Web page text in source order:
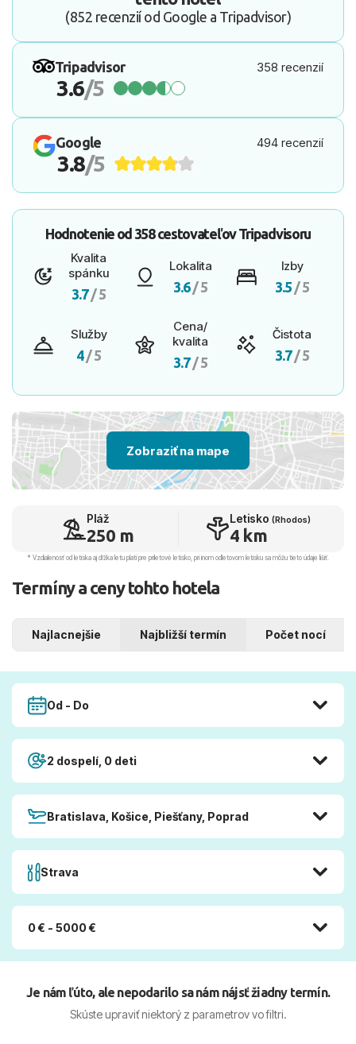
(852 recenzií od Google a Tripadvisor)
Tripadvisor 358 recenzií
3.6/5
Google 494 recenzií
3.8/5
Hodnotenie od 358 cestovateľovTripadvisoru
Kvalita
spánku
3.7/ 5
Lokalita
3.6/ 5
Izby
3.5 / 5
Služby
4/ 5
Cena/
kvalita
3.7/ 5
Čistota
3.7/ 5
Zobraziť na mape
Pláž
250 m
Letisko (Rhodos)
4 km
* Vzdialenosť od letiska aj dľžka letu platí pre príletové letisko, pri inom odletovom letisku sa môžu tieto údaje líšiť.
Termíny a ceny tohto hotela
Najlacnejšie Najbližší termín Počet nocí
Od - Do
2 dospelí, 0 deti
Bratislava, Košice, Piešťany, Poprad
Strava
0 € - 5000 €
Je nám ľúto, ale nepodarilo sa nám nájsť žiadny termín.
Skúste upraviť niektorý z parametrov vo filtri.